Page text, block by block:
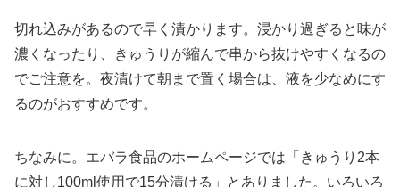
切れ込みがあるので早く漬かります。浸かり過ぎると味が
濃くなったり、きゅうりが縮んで串から抜けやすくなるの
でご注意を。夜漬けて朝まで置く場合は、液を少なめにす
るのがおすすめです。
ちなみに。エバラ食品のホームページでは「きゅうり2本
に対し100ml使用で15分漬ける」とありました。いろいろ